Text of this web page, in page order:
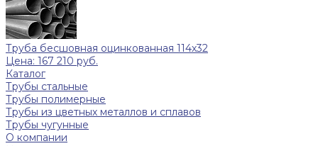
Труба бесшовная оцинкованная 114х32
Цена: 167 210 руб.
Каталог
Трубы стальные
Трубы полимерные
Трубы из цветных металлов и сплавов
Трубы чугунные
О компании